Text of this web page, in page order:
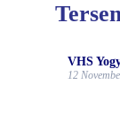
VHS
12